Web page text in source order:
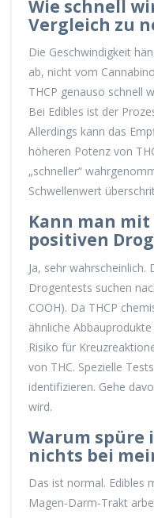
Wie schnell
Vergleich zu
Die Geschwindigkeit
ab, nicht vom
THCP genauso schnell
Bei Edibles ist der
Allerdings kann das
höheren Potenz von
„schneller“
Schwellenwert
Kann man mit
positiven
Ja, sehr
Drogentests suchen
COOH). Da THCP
ähnliche
Risiko für
von THC. Spezielle
identifizieren. Gehe
wird.
Warum spüre
nichts bei
Das ist normal. Edibles
Magen-Darm-Trakt